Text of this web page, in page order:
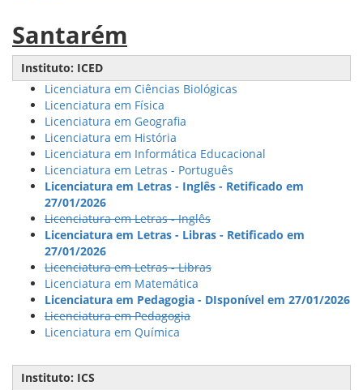
Santarém
Instituto: ICED
Licenciatura em Ciências Biológicas
Licenciatura em Física
Licenciatura em Geografia
Licenciatura em História
Licenciatura em Informática Educacional
Licenciatura em Letras - Português
Licenciatura em Letras - Inglês - Retificado em
27/01/2026
Licenciatura em Letras - Inglês
Licenciatura em Letras - Libras - Retificado em
27/01/2026
Licenciatura em Letras - Libras
Licenciatura em Matemática
Licenciatura em Pedagogia - DIsponível em 27/01/2026
Licenciatura em Pedagogia
Licenciatura em Química
Instituto: ICS